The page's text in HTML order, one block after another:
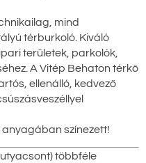
mind
térburkoló. Kiváló
területek, parkolók,
A Vitép Behaton térkő
ellenálló, kedvező
színezett!
többféle